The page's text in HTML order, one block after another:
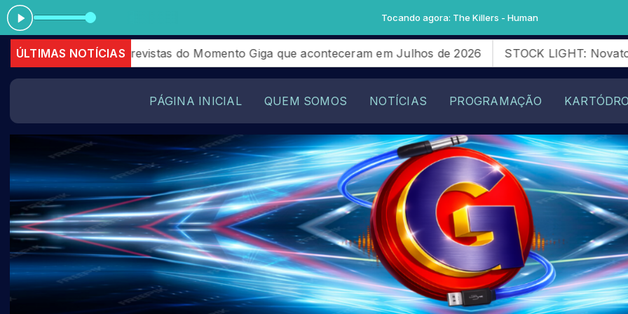
Tocando agora: The Killers - Human
ÚLTIMAS NOTÍCIAS
entrevistas do Momento Giga que aconteceram em Julhos de 2026 STOCK LIGHT: Novatos da SG28
PÁGINA INICIAL QUEM SOMOS NOTÍCIAS PROGRAMAÇÃO